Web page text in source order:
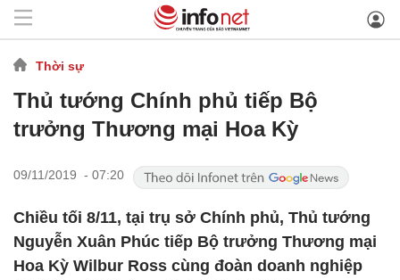
Thời sự
Thủ tướng Chính phủ tiếp Bộ
trưởng Thương mại Hoa Kỳ
09/11/2019 - 07:20
Chiều tối 8/11, tại trụ sở Chính phủ, Thủ tướng
Nguyễn Xuân Phúc tiếp Bộ trưởng Thương mại
Hoa Kỳ Wilbur Ross cùng đoàn doanh nghiệp